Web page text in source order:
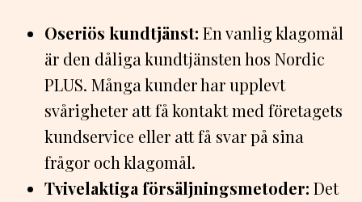
Oseriös kundtjänst: En vanlig klagomål
är den dåliga kundtjänsten hos Nordic
PLUS. Många kunder har upplevt
svårigheter att få kontakt med företagets
kundservice eller att få svar på sina
frågor och klagomål.
Tvivelaktiga försäljningsmetoder: Det